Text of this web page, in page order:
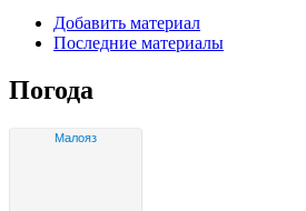
Добавить материал
Последние материалы
Погода
Малояз